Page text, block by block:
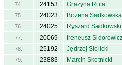
74. 24153 Grażyna Ruta
75. 24023 Bożena Sadkowska
76. 24025 Ryszard Sadkowski
77. 20069 Ireneusz
78. 25192 Jędrzej Sielicki
79. 23883 Marcin Skotnicki